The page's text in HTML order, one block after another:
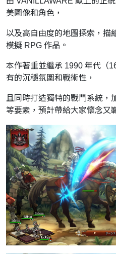
美圖像和角色，
以及高自由度的地圖探索，描
模擬 RPG 作品。
本作著重並繼承 1990 年代（
有的沉穩氛圍和戰術性，
且同時打造獨特的戰鬥系統，
等要素，預計帶給大家懷念又